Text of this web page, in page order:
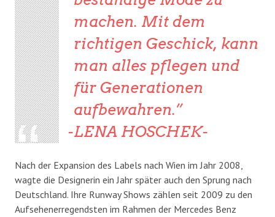
machen. Mit dem
richtigen Geschick, kann
man alles pflegen und
für Generationen
aufbewahren.
-LENA HOSCHEK-
Nach der Expansion des Labels nach Wien im Jahr 2008,
wagte die Designerin ein Jahr später auch den Sprung nach
Deutschland. Ihre Runway Shows zählen seit 2009 zu den
Aufsehenerregendsten im Rahmen der Mercedes Benz